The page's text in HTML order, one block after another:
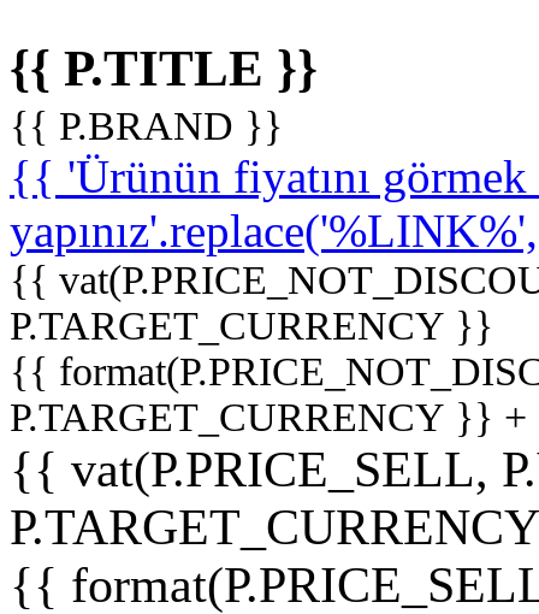
{{ P.TITLE }}
{{ P.BRAND }}
{{ 'Ürünün fiyatını
{{
P.TARGET_CURRENCY }}
{{
P.TARGET_CURRENCY }}
{{ vat(P.PRICE_SELL,
{{